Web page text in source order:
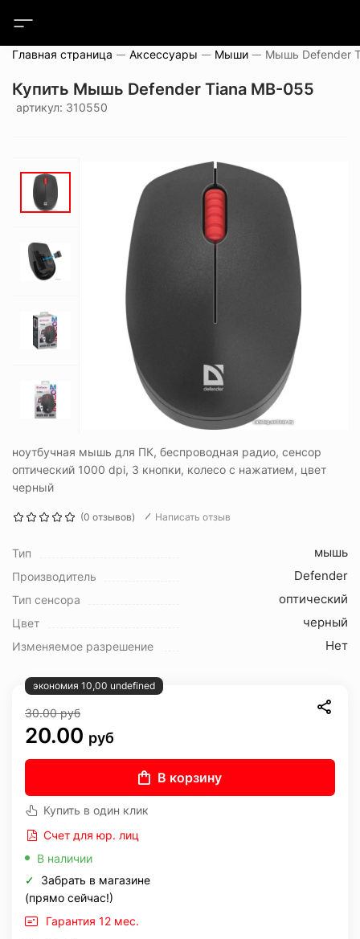
Главная страница Аксессуары Мыши Мышь Defender
Купить Мышь Defender Tiana MB-055
артикул: 310550
ноутбучная мышь для ПК, беспроводная радио, сенсор
оптический 1000 dpi, 3 кнопки, колесо с нажатием, цвет
черный
(0 отзывов) Написать отзыв
Тип мышь
Производитель Defender
Тип сенсора оптический
Цвет черный
Изменяемое разрешение Нет
экономия 10,00 undefined
30.00руб
20.00 руб
В корзину
Купить в один клик
Счет для юр. лиц
В наличии
✓
Забрать в магазине
(прямо сейчас!)
Гарантия 12 мес.